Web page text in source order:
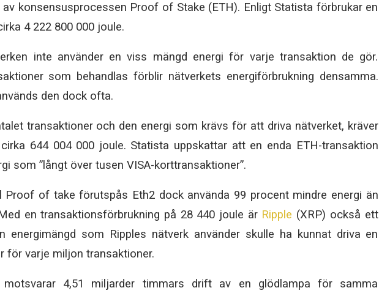
av konsensusprocessen Proof of Stake (ETH). Enligt Statista förbrukar en
4 222 800 000 joule.
inte använder en viss mängd energi för varje transaktion de gör.
som behandlas förblir nätverkets energiförbrukning densamma.
den dock ofta.
transaktioner och den energi som krävs för att driva nätverket, kräver
644 004 000 joule. Statista uppskattar att en enda ETH-transaktion
som ”långt över tusen VISA-korttransaktioner”.
Proof of take förutspås Eth2 dock använda 99 procent mindre energi än
en transaktionsförbrukning på 28 440 joule är Ripple (XRP) också ett
energimängd som Ripples nätverk använder skulle ha kunnat driva en
för varje miljon transaktioner.
motsvarar 4,51 miljarder timmars drift av en glödlampa för samma